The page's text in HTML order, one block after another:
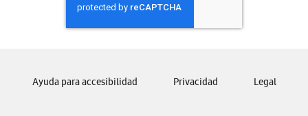
Samsung Nicaragua
Samsung Panamá
Samsung Venezuela
Ayuda para accesibilidad Privacidad Legal